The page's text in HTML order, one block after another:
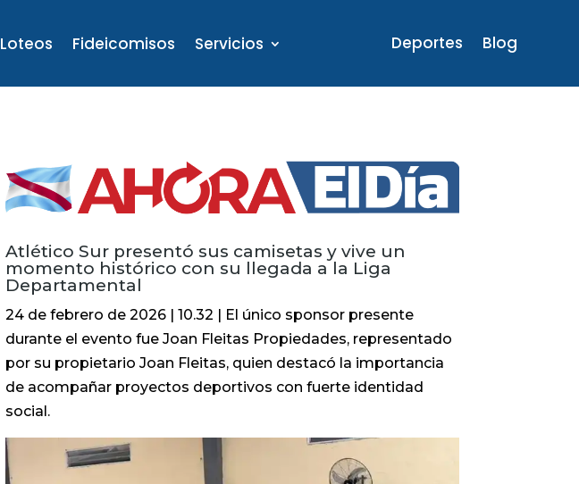
Loteos Fideicomisos Servicios Deportes Blog
Atlético Sur presentó sus camisetas y vive un
momento histórico con su llegada a la Liga
Departamental
24 de febrero de 2026 | 10.32 | El único sponsor presente
durante el evento fue Joan Fleitas Propiedades, representado
por su propietario Joan Fleitas, quien destacó la importancia
de acompañar proyectos deportivos con fuerte identidad
social.